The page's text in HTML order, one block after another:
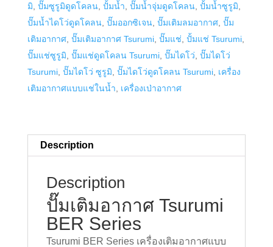
มิ ปั๊มซูรูมิดูดโคลน, ปั้มน้ำ ปั๊มน้ำจุ่มดูดโคลน, ปั้มน้ำซูรูมิ
ปั๊มน้ำไดโว่ดูดโคลน, ปั๊มออกซิเจน, ปั๊มเติมลมอากาศ, ปั๊ม
เติมอากาศ, ปั๊มเติมอากาศ Tsurumi, ปั๊มแช่ ปั้มแช่ Tsurumi,
ปั๊มแช่ซูรูมิ ปั๊มแช่ดูดโคลน Tsurumi, ปั๊มไดโว่ ปั๊มไดโว่
Tsurumi, ปั๊มไดโว่ ซูรูมิ ปั๊มไดโว่ดูดโคลน Tsurumi, เครื่อง
เติมอากาศแบบแช่ในน้ำ
เครื่องเป่าอากาศ
Description
Description
ปั๊มเติมอากาศ Tsurumi
BER Series
Tsurumi BER Series เครื่องเติมอากาศแบบ